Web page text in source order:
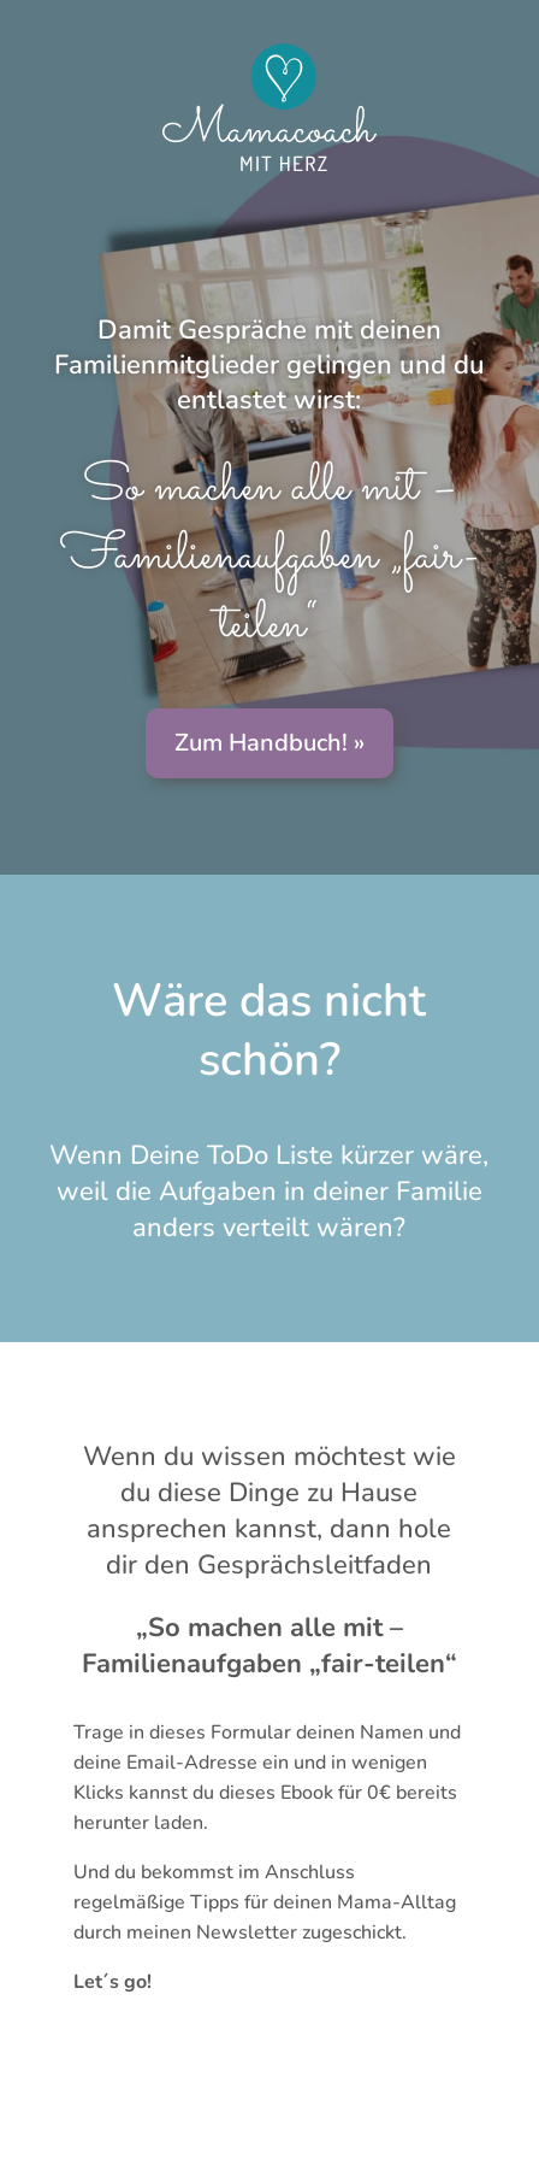
Damit Gespräche mit deinen
Familienmitglieder gelingen und du
entlastet wirst:
So machen alle mit –
Familienaufgaben „fair-
teilen“
Zum Handbuch! »
Wäre das nicht
schön?
Wenn Deine ToDo Liste kürzer wäre,
weil die Aufgaben in deiner Familie
anders verteilt wären?
Wenn du wissen möchtest wie
du diese Dinge zu Hause
ansprechen kannst, dann hole
dir den Gesprächsleitfaden
„So machen alle mit –
Familienaufgaben „fair-teilen“
Trage in dieses Formular deinen Namen und
deine Email-Adresse ein und in wenigen
Klicks kannst du dieses Ebook für 0€ bereits
herunter laden.
Und du bekommst im Anschluss
regelmäßige Tipps für deinen Mama-Alltag
durch meinen Newsletter zugeschickt.
Let´s go!